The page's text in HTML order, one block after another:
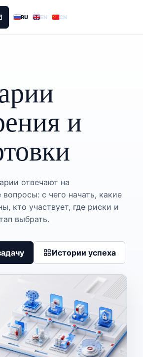
RU EN CN
и
отвечают на
вопросы: с чего начать, какие
кто участвует, где риски и
выбрать.
Истории успеха